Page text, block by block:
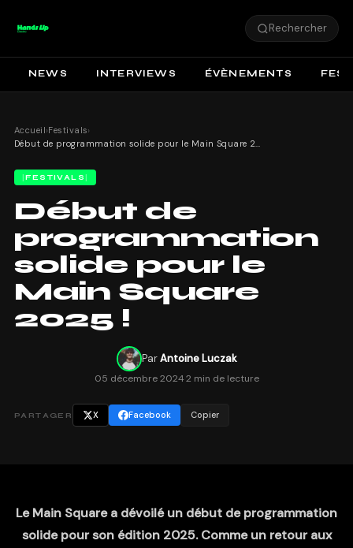
Rechercher
NEWS INTERVIEWS ÉVÈNEMENTS
Accueil›Festivals›
Début de programmation solide pour le Main Square 2025 !
FESTIVALS
Début de
programmation
solide pour le
Main Square
2025 !
ParAntoine Luczak
05 décembre 20242 min de lecture
PARTAGER X Facebook Copier
Le Main Square a dévoilé un début de programmation
solide pour son édition 2025. Comme un retour aux